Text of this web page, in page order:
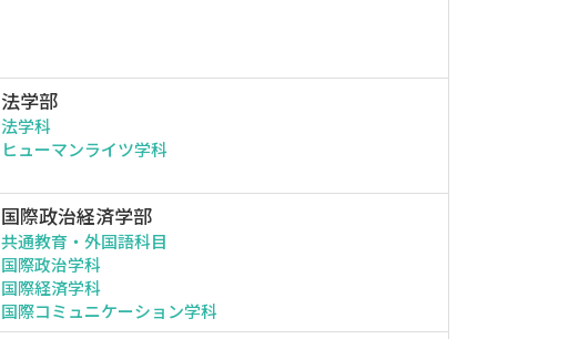
法学部
法学科
ヒューマンライツ学科
国際政治経済学部
共通教育・外国語科目
国際政治学科
国際経済学科
国際コミュニケーション学科